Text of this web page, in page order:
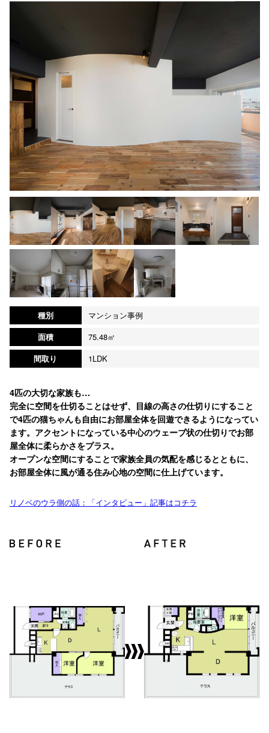
種別
マンション事例
面積
75.48㎡
間取り
1LDK
4匹の大切な家族も…
完全に空間を仕切ることはせず、目線の高さの仕切りにすること
で4匹の猫ちゃんも自由にお部屋全体を回遊できるようになってい
ます。アクセントになっている中心のウェーブ状の仕切りでお部
屋全体に柔らかさをプラス。
オープンな空間にすることで家族全員の気配を感じるとともに、
お部屋全体に風が通る住み心地の空間に仕上げています。
リノベのウラ側の話：「インタビュー」記事はコチラ